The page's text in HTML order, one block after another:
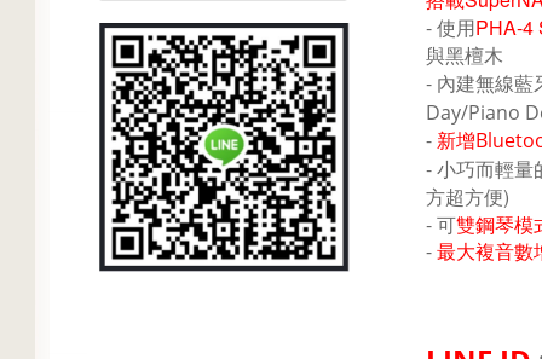
- 使用PHA-4
與黑檀木
- 內建無線藍
Day/Piano
- 新增
- 小巧而輕量
方超方便)
- 可雙鋼琴模
-最大複音數